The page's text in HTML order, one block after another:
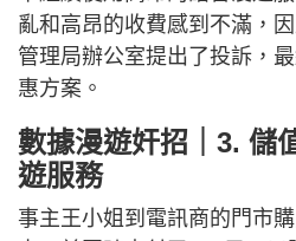
亂和高昂的收費感到不滿，
管理局辦公室提出了投訴，
惠方案。
數據漫遊奸招｜3. 儲
遊服務
事主王小姐到電訊商的門市